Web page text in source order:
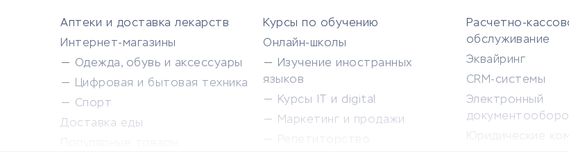
Аптеки и доставка лекарств
Интернет-магазины
Одежда, обувь и аксессуары
Цифровая и бытовая техника
Спорт
Доставка еды
Курсы по обучению
Онлайн-школы
Изучение иностранных
языков
Курсы IT и digital
Маркетинг и продажи
Расчетно-
обслуживание
Эквайринг
CRM-системы
Электронный
Юридические